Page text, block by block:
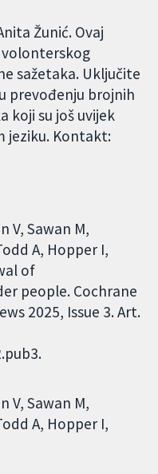
Žunić. Ovaj
volonterskog
sažetaka. Uključite
prevođenju brojnih
koji su još uvijek
jeziku. Kontakt:
V, Sawan M,
A, Hopper I,
of
people. Cochrane
2025, Issue 3. Art.
V Sawan M
A Hopper I